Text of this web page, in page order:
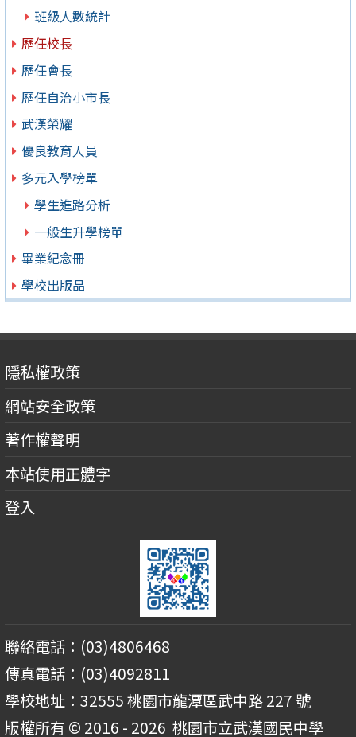
班級人數統計
歷任校長
歷任會長
歷任自治小市長
武漢榮耀
優良教育人員
多元入學榜單
學生進路分析
一般生升學榜單
畢業紀念冊
學校出版品
隱私權政策
網站安全政策
著作權聲明
本站使用正體字
登入
聯絡電話：(03)4806468
傳真電話：(03)4092811
學校地址：32555 桃園市龍潭區武中路 227 號
版權所有 © 2016 - 2026 桃園市立武漢國民中學